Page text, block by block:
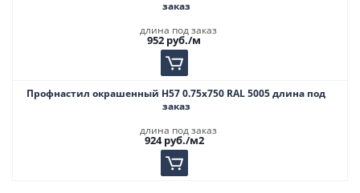
заказ
длина под заказ
952 руб./м
Профнастил окрашенный Н57 0.75х750 RAL 5005 длина под
заказ
длина под заказ
924руб./м2